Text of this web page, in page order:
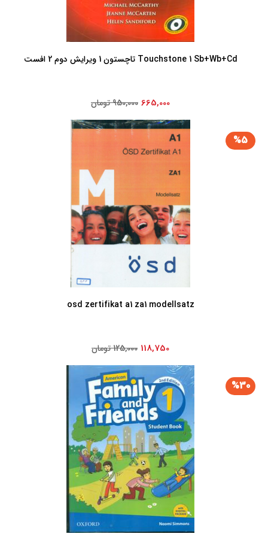
Touchstone 1 Sb+Wb+Cd تاچستون 1 ویرایش دوم 2 افست
665,000 950,000 تومان
%5
osd zertifikat a1 za1 modellsatz
118,750 125,000 تومان
%30